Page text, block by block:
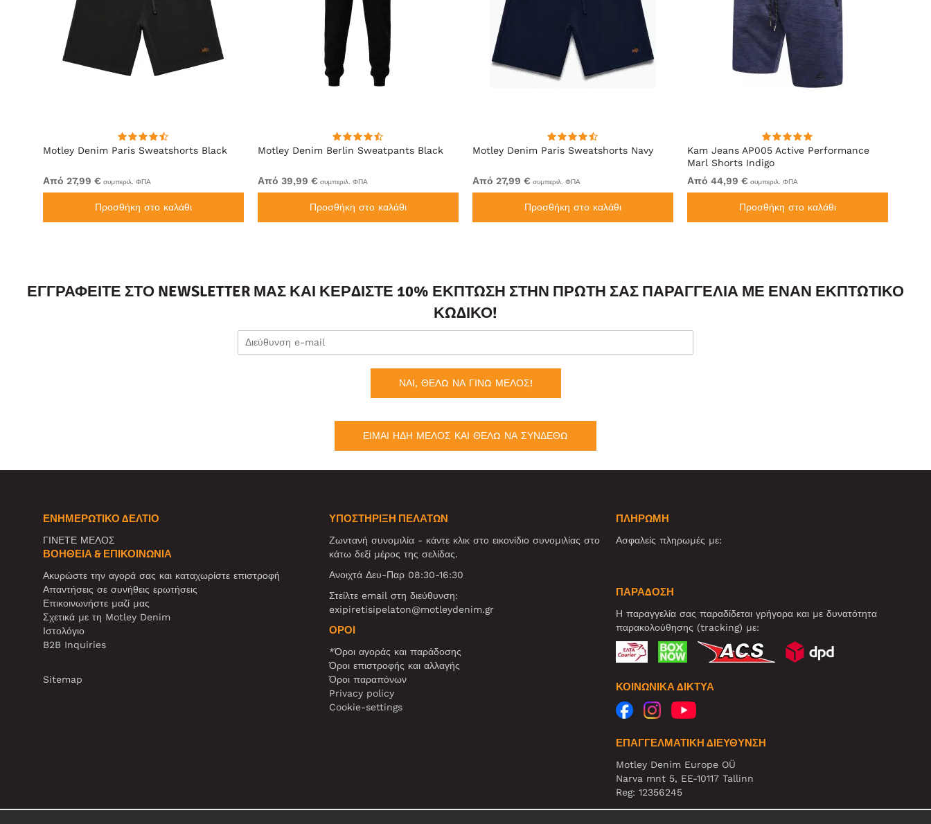
Motley Denim Paris Sweatshorts Black
Από 27,99 € συμπεριλ. ΦΠΑ
Προσθήκη στο καλάθι
Motley Denim Berlin Sweatpants Black
Από 39,99 € συμπεριλ. ΦΠΑ
Προσθήκη στο καλάθι
Motley Denim Paris Sweatshorts Navy
Από 27,99 € συμπεριλ. ΦΠΑ
Προσθήκη στο καλάθι
Kam Jeans AP005 Active Performance
Marl Shorts Indigo
Από 44,99 € συμπεριλ. ΦΠΑ
Προσθήκη στο καλάθι
ΕΓΓΡΑΦΕΊΤΕ ΣΤΟ NEWSLETTER ΜΑΣ ΚΑΙ ΚΕΡΔΊΣΤΕ 10% ΈΚΠΤΩΣΗ ΣΤΗΝ ΠΡΏΤΗ ΣΑΣ ΠΑΡΑΓΓΕΛΊΑ ΜΕ ΈΝΑΝ ΕΚΠΤΩΤΙΚΌ
ΚΩΔΙΚΌ!
ΝΑΙ, ΘΕΛΩ ΝΑ ΓΙΝΩ ΜΕΛΟΣ!
ΕΙΜΑΙ ΗΔΗ ΜΕΛΟΣ ΚΑΙ ΘΕΛΩ ΝΑ ΣΥΝΔΕΘΩ
ΕΝΗΜΕΡΩΤΙΚΌ ΔΕΛΤΊΟ
ΓΙΝΕΤΕ ΜΕΛΟΣ
ΒΟΉΘΕΙΑ & ΕΠΙΚΟΙΝΩΝΊΑ
Ακυρώστε την αγορά σας και καταχωρίστε επιστροφή
Απαντήσεις σε συνήθεις ερωτήσεις
Επικοινωνήστε μαζί μας
Σχετικά με τη Motley Denim
Ιστολόγιο
B2B Inquiries
Sitemap
ΥΠΟΣΤΗΡΙΞΗ ΠΕΛΑΤΩΝ
Ζωντανή συνομιλία - κάντε κλικ στο εικονίδιο συνομιλίας στο
κάτω δεξί μέρος της σελίδας.
Ανοιχτά Δευ-Παρ 08:30-16:30
Στείλτε email στη διεύθυνση:
exipiretisipelaton@motleydenim.gr
ΌΡΟΙ
*Όροι αγοράς και παράδοσης
Όροι επιστροφής και αλλαγής
Όροι παραπόνων
Privacy policy
Cookie-settings
ΠΛΗΡΩΜΗ
Ασφαλείς πληρωμές με:
ΠΑΡΑΔΟΣΗ
Η παραγγελία σας παραδίδεται γρήγορα και με δυνατότητα
παρακολούθησης (tracking) με:
ΚΟΙΝΩΝΙΚΆ ΔΊΚΤΥΑ
ΕΠΑΓΓΕΛΜΑΤΙΚΗ ΔΙΕΥΘΥΝΣΗ
Motley Denim Europe OÜ
Narva mnt 5, EE-10117 Tallinn
Reg: 12356245
ΣΗΜΕΙΩΣΗ! Μη στέλνετε επιστρεφόμενα προϊόντα σε αυτήν